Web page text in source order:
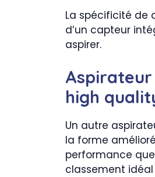
La spécificité de
d’un capteur
aspirer.
high
Un autre
la forme
performance
classement